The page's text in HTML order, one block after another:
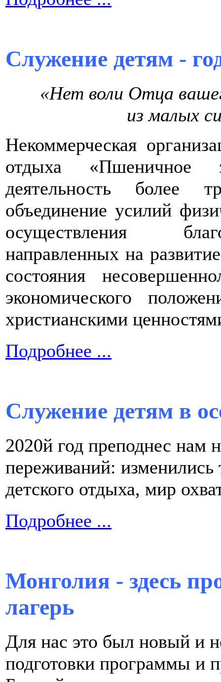
Служение детям -
«Нет воли Отца
из малых
Некоммерческая
отдыха «Пшеничное
деятельность более
объединение усилий
осуществления
направленных на
состояния
экономического
христианскими
Подробнее ...
Служение детям в
2020й год преподнес нам
переживаний: изменились
детского отдыха, мир
Подробнее ...
Монголия - здесь
лагерь
Для нас это был новый и
подготовки программы и